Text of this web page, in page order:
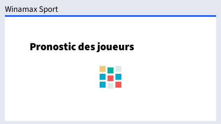
Winamax Sport
Pronostic des joueurs